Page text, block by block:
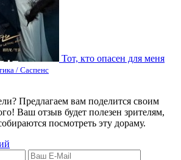
Тот, кто опасен для меня
/ Саспенс
Предлагаем вам поделится своим
Ваш отзыв будет полезен зрителям,
посмотреть эту дораму.